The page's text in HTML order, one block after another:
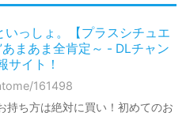
いっしょ。【プラスシチュエ
まあま全肯定～ - DLチャン
サイト！
161498
持ち方は絶対に買い！初めてのお